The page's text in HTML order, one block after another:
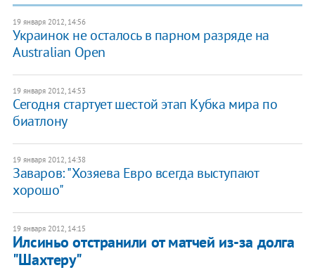
19 января 2012, 14:56
Украинок не осталось в парном разряде на
Australian Open
19 января 2012, 14:53
Сегодня стартует шестой этап Кубка мира по
биатлону
19 января 2012, 14:38
Заваров: "Хозяева Евро всегда выступают
хорошо"
19 января 2012, 14:15
Илсиньо отстранили от матчей из-за долга
"Шахтеру"